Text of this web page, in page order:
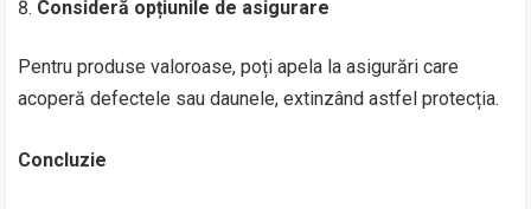
Consideră opțiunile de asigurare
Pentru produse valoroase, poți apela la asigurări care
acoperă defectele sau daunele, extinzând astfel protecția.
Concluzie